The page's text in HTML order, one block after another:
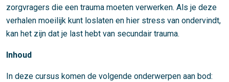
zorgvragers die een trauma moeten verwerken. Als je deze
verhalen moeilijk kunt loslaten en hier stress van ondervindt,
kan het zijn dat je last hebt van secundair trauma.
Inhoud
In deze cursus komen de volgende onderwerpen aan bod: